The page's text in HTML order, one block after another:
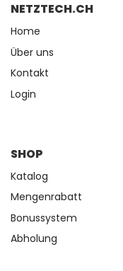
NETZTECH.CH
Home
Über uns
Kontakt
Login
SHOP
Katalog
Mengenrabatt
Bonussystem
Abholung